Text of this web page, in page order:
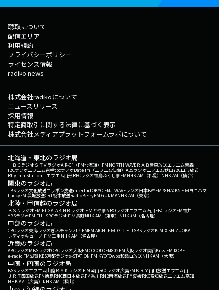
聴取について
配信エリア
利用規約
プライバシーポリシー
ライセンス情報
radiko news
株式会社radikoについて
ニュースリリース
採用情報
特定商取引に関する法律に基づく表示
株式会社メディアプラットフォームラボについて
北海道・東北のラジオ局
ＨＢＣラジオＳＴＶラジオAIR-G'（FM北海道） FM NORTH WAVEＲＡＢ青森放送エフエム青森
IBCラジオエフエム岩手tbcラジオDate fm（エフエム仙台） ABSラジオエフエム秋田YBC山形放送
Rhythm Station エフエム山形RFCラジオ福島ふくしまFMNHK AM（札幌） NHK AM（仙台）
関東のラジオ局
TBSラジオ文化放送ニッポン放送interfmTOKYO FMJ-WAVEラジオ日本BAYFM78NACK5 ＦＭヨコハマ
LuckyFM 茨城放送CRT栃木放送RadioBerryFM GUNMANHK AM（東京）
北陸・甲信越のラジオ局
ＢＳＮラジオFM NIIGATAＫＮＢラジオ ＦＭとやまMROラジオエフエム石川FBCラジオFM福井
YBSラジオFM FUJISBCラジオ ＦＭ長野NHK AM（東京） NHK AM（名古屋）
中部のラジオ局
CBCラジオ東海ラジオぎふチャンZIP-FMFM AICHI ＦＭ ＧＩＦＵ SBSラジオK-MIX SHIZUOKA
レディオキューブ ＦＭ三重NHK AM（名古屋）
近畿のラジオ局
ABCラジオMBSラジオOBCラジオ大阪FM COCOLOFM802FM大阪ラジオ関西Kiss FM KOBE
e-radio FM滋賀KBS京都ラジオα-STATION FM KYOTOwbs和歌山放送NHK AM（大阪）
中国・四国のラジオ局
BSSラジオエフエム山陰ＲＳＫラジオ ＦＭ岡山RCCラジオ広島FM ＫＲＹ山口放送エフエム山口
ＪＲＴ四国放送FM徳島RNC西日本放送FM香川RNB南海放送FM愛媛RKC高知放送エフエム高知
NHK AM（広島） NHK AM（松山）